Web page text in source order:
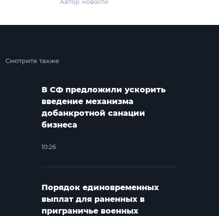
Смотрите также
В СФ предложили ускорить
введение механизма
добанкротной санации
бизнеса
10:26
Порядок единовременных
выплат для раненных в
приграничье военных